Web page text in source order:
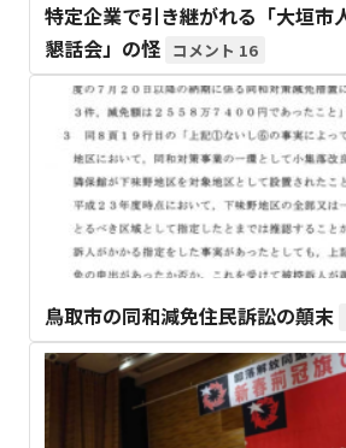
特定企業で引き継がれる「大垣市
懇話会」の怪
16
鳥取市の同和減免住民訴訟の顛末